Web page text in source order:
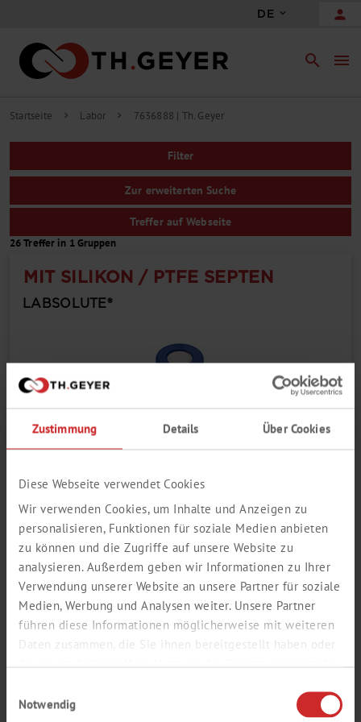
Zustimmung Details Über Cookies
Diese Webseite verwendet Cookies
Wir verwenden Cookies, um Inhalte und Anzeigen zu
personalisieren, Funktionen für soziale Medien anbieten
zu können und die Zugriffe auf unsere Website zu
analysieren. Außerdem geben wir Informationen zu Ihrer
Verwendung unserer Website an unsere Partner für soziale
Medien, Werbung und Analysen weiter. Unsere Partner
führen diese Informationen möglicherweise mit weiteren
Daten zusammen, die Sie ihnen bereitgestellt haben oder
Notwendig
DE person
search menu
Startseite chevron_right Labor chevron_right 7636888 | Th. Geyer
Filter
Zur erweiterten Suche
Treffer auf Webseite
26 Treffer in 1 Gruppen
MIT SILIKON / PTFE SEPTEN
LABSOLUTE®
werden mit fertig montierten Septen aus verschiedenen
Materialien geliefert. Sie haben ein 6 mm Mittelloch bzw. sind
geschlossen und sind in verschiedenen Farben verfügbar. Die
Schraubkappen sind in ihrer Form den Bördelkappen ähnlich
und daher auch für Robotergreifarme geeignet....
Bezeichnung
Härte
Menge pro VE